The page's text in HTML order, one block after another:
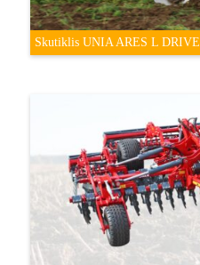
Skutiklis UNIA ARES L DRIVE